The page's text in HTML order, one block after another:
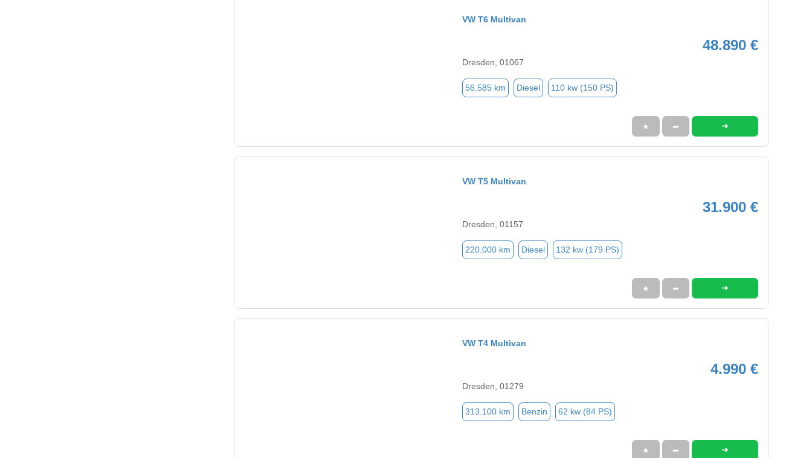
VW T6 Multivan
48.890 €
Dresden, 01067
56.585 km Diesel 110 kw (150 PS)
★ ➦ ➜
VW T5 Multivan
31.900 €
Dresden, 01157
220.000 km Diesel 132 kw (179 PS)
★ ➦ ➜
VW T4 Multivan
4.990 €
Dresden, 01279
313.100 km Benzin 62 kw (84 PS)
★ ➦ ➜